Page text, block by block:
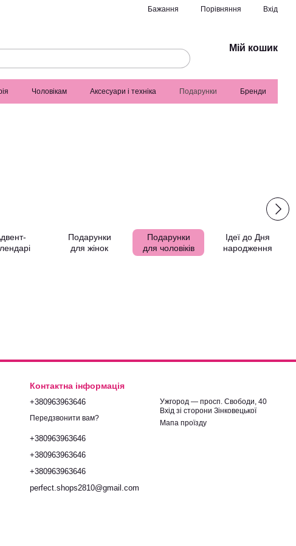
Бажання Порівняння Вхід
Мій кошик
Чоловікам Аксесуари і техніка Подарунки Бренди
Подарунки
для жінок
Подарунки
для чоловіків
Ідеї до Дня
народження
Контактна інформація
+380963963646
Передзвонити вам?
+380963963646
+380963963646
+380963963646
perfect.shops2810@gmail.com
Ужгород — просп. Свободи, 40
Вхід зі сторони Зінковецької
Мапа проїзду